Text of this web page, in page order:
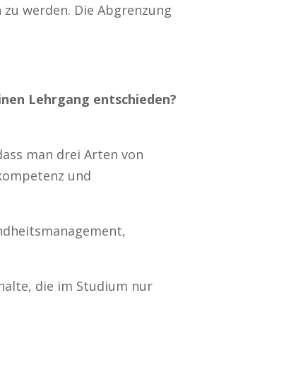
werden. Die Abgrenzung
Lehrgang entschieden?
man drei Arten von
und
die im Studium nur